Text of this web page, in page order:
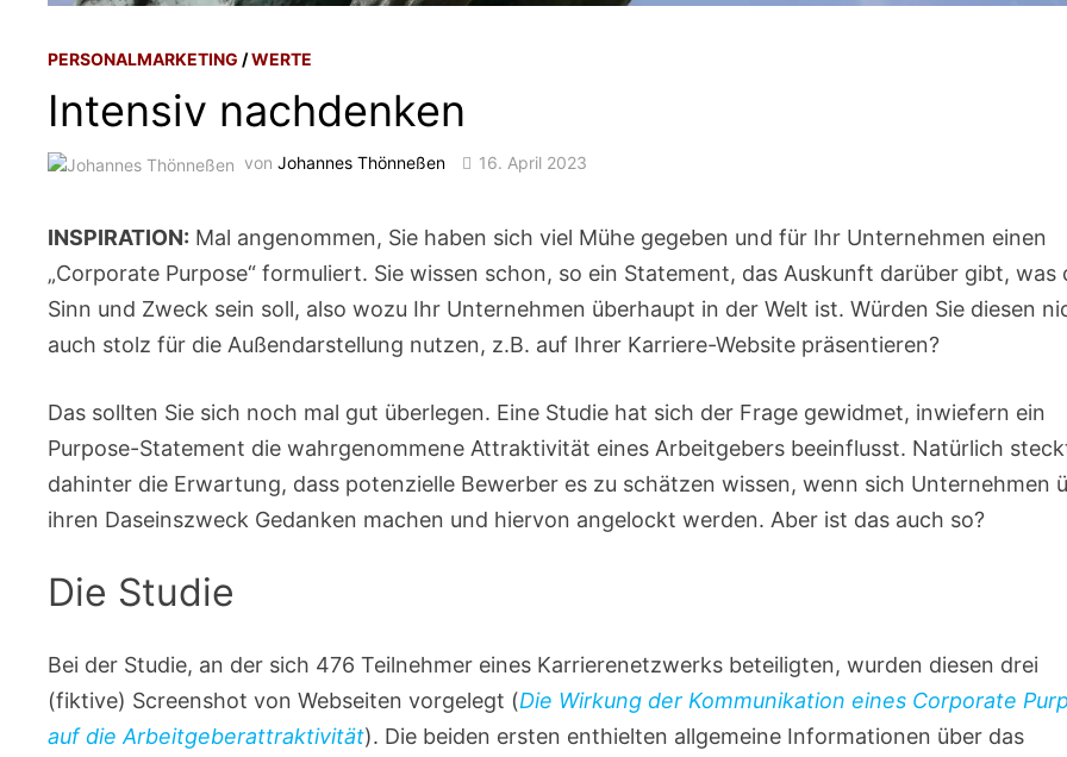
PERSONALMARKETING /WERTE
Intensiv nachdenken
vonJohannes Thönneßen 16. April 2023
INSPIRATION: Mal angenommen, Sie haben sich viel Mühe gegeben und für Ihr Unternehmen einen
„Corporate Purpose“ formuliert. Sie wissen schon, so ein Statement, das Auskunft darüber gibt, was
Sinn und Zweck sein soll, also wozu Ihr Unternehmen überhaupt in der Welt ist. Würden Sie diesen
auch stolz für die Außendarstellung nutzen, z.B. auf Ihrer Karriere-Website präsentieren?
Das sollten Sie sich noch mal gut überlegen. Eine Studie hat sich der Frage gewidmet, inwiefern ein
Purpose-Statement die wahrgenommene Attraktivität eines Arbeitgebers beeinflusst. Natürlich
dahinter die Erwartung, dass potenzielle Bewerber es zu schätzen wissen, wenn sich Unternehmen
ihren Daseinszweck Gedanken machen und hiervon angelockt werden. Aber ist das auch so?
Die Studie
Bei der Studie, an der sich 476 Teilnehmer eines Karrierenetzwerks beteiligten, wurden diesen drei
(fiktive) Screenshot von Webseiten vorgelegt (Die Wirkung der Kommunikation eines Corporate
auf die Arbeitgeberattraktivität). Die beiden ersten enthielten allgemeine Informationen über das